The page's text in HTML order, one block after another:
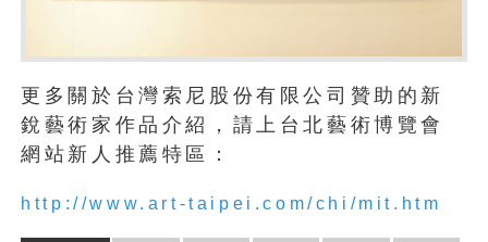
更多關於台灣索尼股份有限公司贊助的新
銳藝術家作品介紹，請上台北藝術博覽會
網站新人推薦特區：
http://www.art-taipei.com/chi/mit.htm